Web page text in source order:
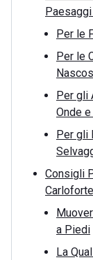
Per le
Per le
Per gli
Onde
Per gli
Consigli
a Piedi
La